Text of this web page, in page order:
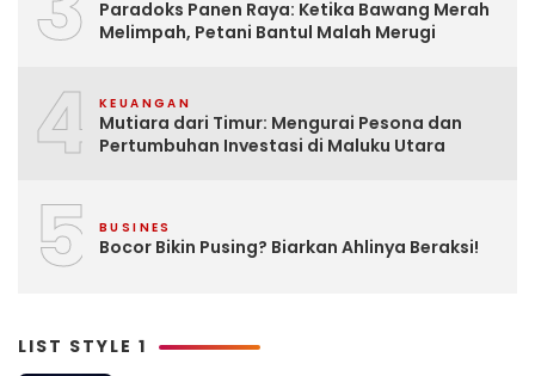
Paradoks Panen Raya: Ketika Bawang Merah
Melimpah, Petani Bantul Malah Merugi
4 KEUANGAN
Mutiara dari Timur: Mengurai Pesona dan
Pertumbuhan Investasi di Maluku Utara
5 BUSINES
Bocor Bikin Pusing? Biarkan Ahlinya Beraksi!
LIST STYLE 1